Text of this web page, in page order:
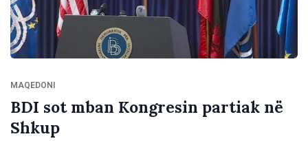
MAQEDONI
BDI sot mban Kongresin partiak në
Shkup